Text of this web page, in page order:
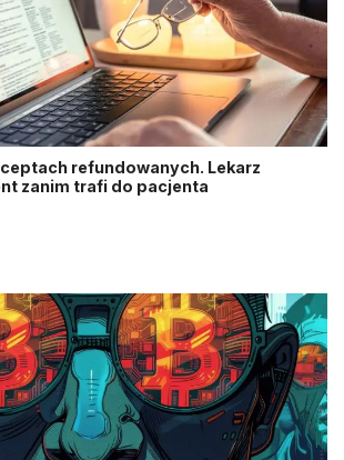
refundowanych. Lekarz
zanim trafi do pacjenta